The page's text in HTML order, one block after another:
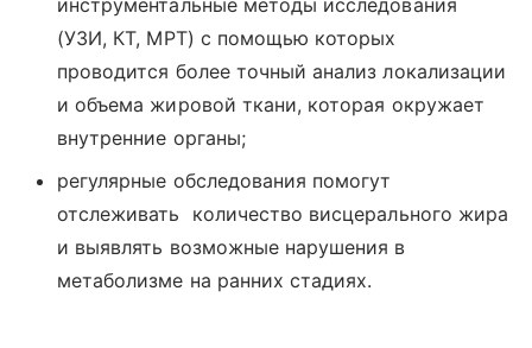
(УЗИ, КТ, МРТ) с помощью которых
проводится более точный анализ локализации
и объема жировой ткани, которая окружает
внутренние органы;
регулярные обследования помогут
отслеживать количество висцерального жира
и выявлять возможные нарушения в
метаболизме на ранних стадиях.